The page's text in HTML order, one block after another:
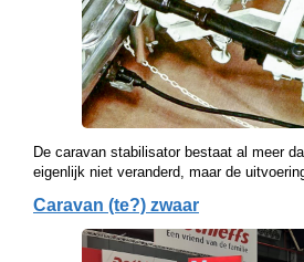
De caravan stabilisator bestaat al meer
eigenlijk niet veranderd, maar de
Caravan (te?) zwaar